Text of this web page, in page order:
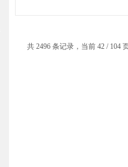
共 2496 条记录，当前 42 / 104